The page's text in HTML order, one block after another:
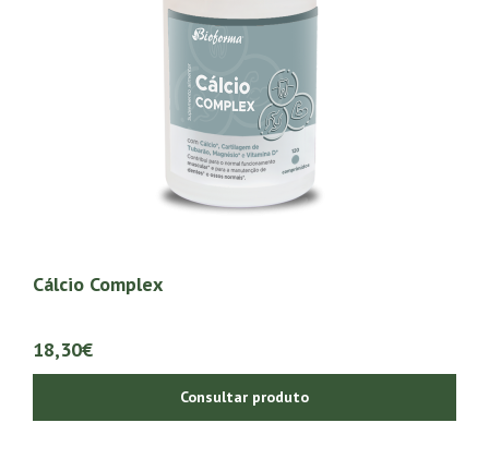
Cálcio Complex
18,30€
Consultar produto